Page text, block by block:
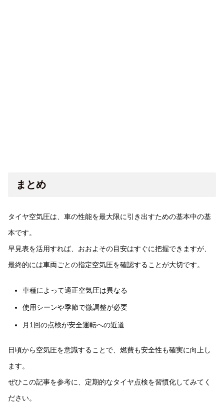
まとめ
タイヤ空気圧は、車の性能を最大限に引き出すための基本中の基
本です。
早見表を活用すれば、おおよその目安はすぐに把握できますが、
最終的には車両ごとの指定空気圧を確認することが大切です。
車種によって適正空気圧は異なる
使用シーンや季節で微調整が必要
月1回の点検が安全運転への近道
日頃から空気圧を意識することで、燃費も安全性も確実に向上し
ます。
ぜひこの記事を参考に、定期的なタイヤ点検を習慣化してみてく
ださい。